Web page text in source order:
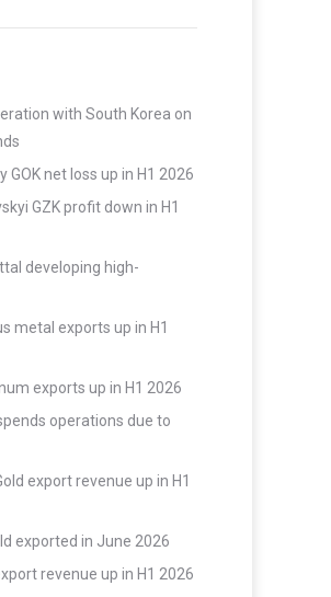
with South Korea on
GOK net loss up in H1 2026
GZK profit down in H1
developing high-
metal exports up in H1
exports up in H1 2026
operations due to
export revenue up in H1
exported in June 2026
revenue up in H1 2026